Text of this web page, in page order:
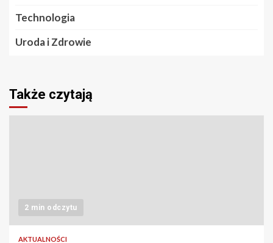
Technologia
Uroda i Zdrowie
Także czytają
2 min odczytu
AKTUALNOŚCI